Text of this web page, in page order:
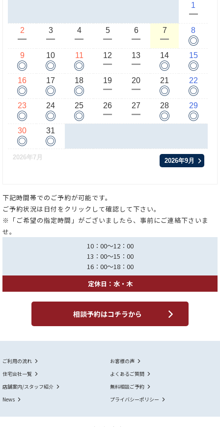
1
ー
2
ー
3
ー
4
ー
5
ー
6
ー
7
ー
8
◎
9
◎
10
◎
11
◎
12
ー
13
ー
14
◎
15
◎
16
◎
17
◎
18
◎
19
ー
20
ー
21
◎
22
◎
23
◎
24
◎
25
◎
26
ー
27
ー
28
◎
29
◎
30
◎
31
◎
2026年7月 2026年9月
下記時間帯でのご予約が可能です。
ご予約状況は日付をクリックして確認して下さい。
※「ご希望の指定時間」がございましたら、事前にご連絡下さいま
せ。
10：00～12：00
13：00～15：00
16：00～18：00
定休日：水・木
相談予約はコチラから
ご利用の流れ
お客様の声
住宅会社一覧
よくあるご質問
店舗案内/スタッフ紹介
無料相談ご予約
News
プライバシーポリシー